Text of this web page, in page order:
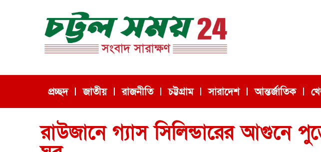
প্রচ্ছদ জাতীয় রাজনীতি চট্টগ্রাম সারাদেশ আন্তর্জাতিক
রাউজানে গ্যাস সিলিন্ডারের আগুনে